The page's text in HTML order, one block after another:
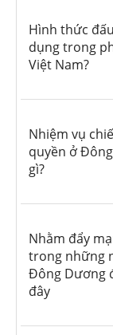
Hình thức
dụng trong
Việt Nam?
Nhiệm vụ
quyền ở
gì?
Nhằm đẩy
trong những
Đông Dương
đây